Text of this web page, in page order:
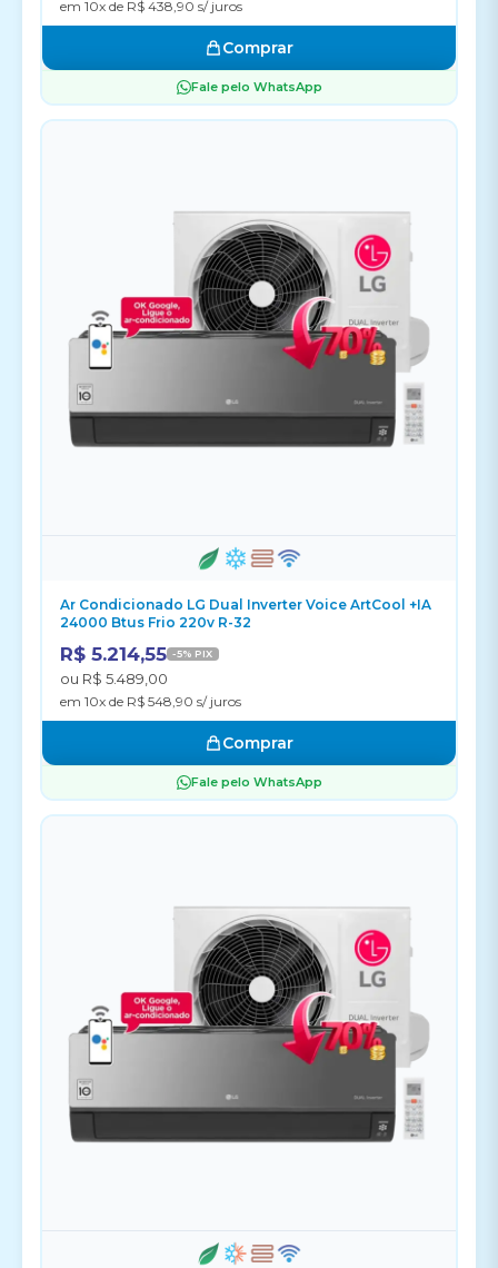
em 10x de R$ 438,90 s/ juros
Comprar
Fale pelo WhatsApp
Ar Condicionado LG Dual Inverter Voice ArtCool +IA
24000 Btus Frio 220v R-32
R$ 5.214,55 -5% PIX
ou R$ 5.489,00
em 10x de R$ 548,90 s/ juros
Comprar
Fale pelo WhatsApp